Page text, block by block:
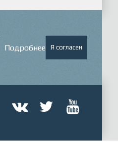
Подробнее Я согласен